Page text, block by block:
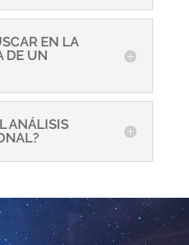
EN LA
DE UN
ANÁLISIS